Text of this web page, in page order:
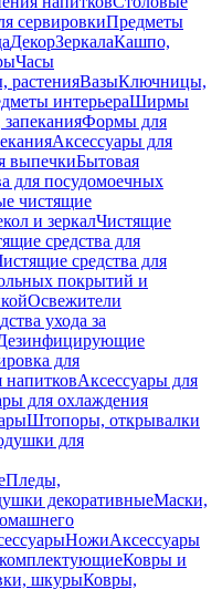
сервировкиПредметы
ДекорЗеркалаКашпо,
Часы
растенияВазыКлючницы,
интерьераШирмы
Формы для
Аксессуары для
выпечкиБытовая
для посудомоечных
чистящие
и зеркалЧистящие
средства для
средства для
покрытий и
Освежители
ухода за
для
напитковАксессуары для
для охлаждения
Штопоры, открывалки
для
Пледы,
декоративныеМаски,
НожиАксессуары
Ковры и
шкурыКовры,